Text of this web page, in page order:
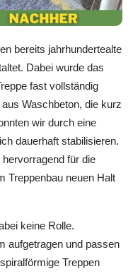
bereits jahrhundertealte
Dabei wurde das
fast vollständig
Waschbeton, die kurz
wir durch eine
dauerhaft stabilisieren.
für die
Treppenbau neuen Halt
keine Rolle.
aufgetragen und passen
Treppen